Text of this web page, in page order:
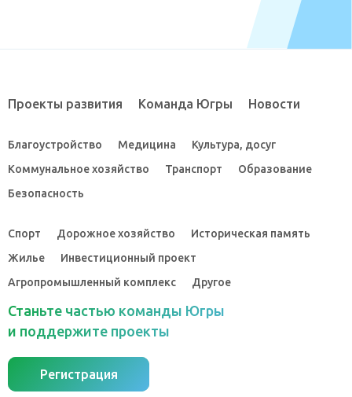
Проекты развития Команда Югры Новости
Благоустройство Медицина
Культура, досуг
Коммунальное хозяйство
Транспорт
Образование
Безопасность
Спорт Дорожное хозяйство
Историческая память
Жилье
Инвестиционный проект
Агропромышленный комплекс
Другое
Станьте частью команды Югры
и поддержите проекты
Регистрация